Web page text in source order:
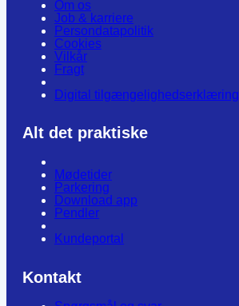
Om os
Job & karriere
Persondatapolitik
Cookies
Vilkår
Fragt
Digital tilgængelighedserklæring
Alt det praktiske
Mødetider
Parkering
Download app
Pendler
Kundeportal
Kontakt